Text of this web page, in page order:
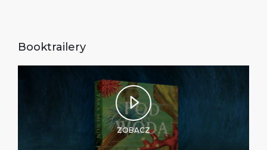
Booktrailery
ZOBACZ